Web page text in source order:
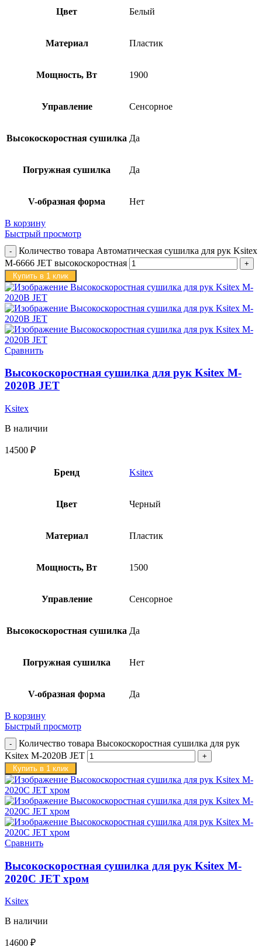
Цвет Белый
Материал Пластик
Мощность, Вт 1900
Управление Сенсорное
Высокоскоростная сушилка Да
Погружная сушилка Да
V-образная форма Нет
В корзину
Быстрый просмотр
Количество товара Автоматическая сушилка для рук Ksitex
M-6666 JET высокоскоростная
Купить в 1 клик
Сравнить
Высокоскоростная сушилка для рук Ksitex M-
2020B JET
Ksitex
В наличии
14500 ₽
Бренд Ksitex
Цвет Черный
Материал Пластик
Мощность, Вт 1500
Управление Сенсорное
Высокоскоростная сушилка Да
Погружная сушилка Нет
V-образная форма Да
В корзину
Быстрый просмотр
Количество товара Высокоскоростная сушилка для рук
Ksitex M-2020B JET
Купить в 1 клик
Сравнить
Высокоскоростная сушилка для рук Ksitex M-
2020C JET хром
Ksitex
В наличии
14600 ₽